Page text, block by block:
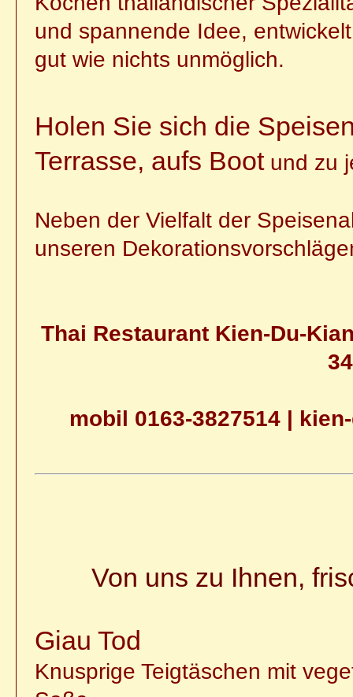
und spannende Idee,
gut wie nichts unmöglich.
Holen Sie sich die
Terrasse, aufs Bootund zu
Neben der Vielfalt der
unseren
Thai Restaurant Kien-Du-
mobil 0163-3827514 |
Von uns zu Ihnen,
Giau Tod
Knusprige Teigtäschen mit